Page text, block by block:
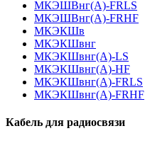
МКЭШВнг(А)-FRLS
МКЭШВнг(А)-FRHF
МКЭКШв
МКЭКШвнг
МКЭКШвнг(А)-LS
МКЭКШвнг(A)-HF
МКЭКШвнг(А)-FRLS
МКЭКШвнг(A)-FRHF
Кабель для радиосвязи